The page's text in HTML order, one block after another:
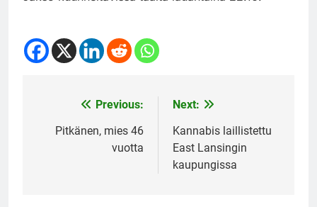
navigation
Previous:
Pitkänen, mies 46
vuotta
Next:
Kannabis laillistettu
East Lansingin
kaupungissa